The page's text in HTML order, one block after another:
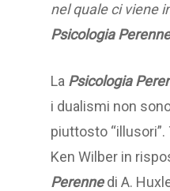
nel quale ci viene
Psicologia Perenne
La Psicologia
i dualismi non
piuttosto
Ken Wilber in
Perennedi A.